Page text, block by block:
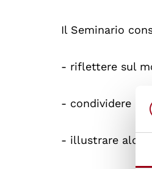
Il Seminario
- riflettere sul
- condividere
- illustrare